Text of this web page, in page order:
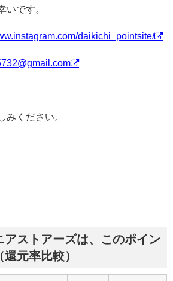
いです。
daikichi_pointsite/
みください。
アストアーズは、このポイン
還元率比較）